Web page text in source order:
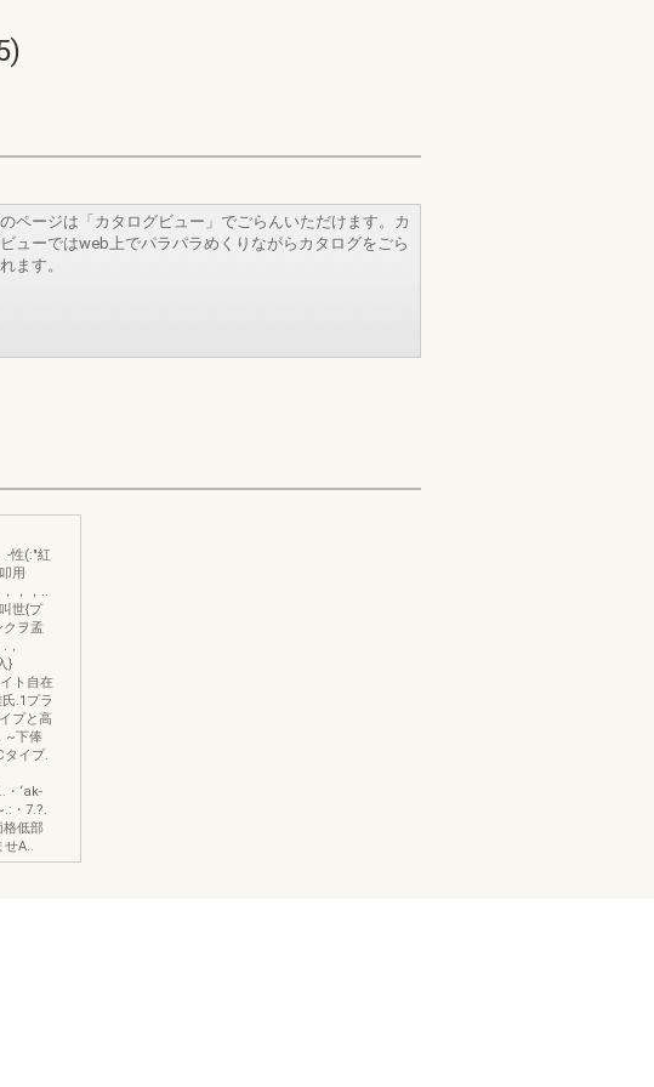
ページは「カタログビュー」でごらんいただけます。カ
ューではweb上でパラパラめくりながらカタログをごら
ます。
-性(:"紅
用
，，..
世{プ
ヲ孟
，
}
ト自在
.1プラ
プと高
~下俸
タイプ.
・‘ak-
・7.?.
低部
せA..